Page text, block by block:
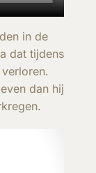
in de
dat tijdens
dan hij